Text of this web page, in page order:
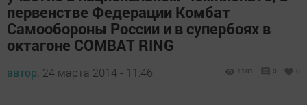
первенстве Федерации Комбат
Самообороны России и в супербоях в
октагоне COMBAT RING
автор, 24 марта 2014 - 11:46 1181 0 0